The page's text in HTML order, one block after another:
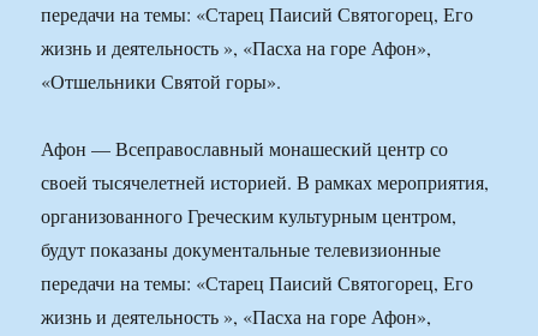
передачи на темы: «Старец Паисий Святогорец, Его
жизнь и деятельность », «Пасха на горе Афон»,
«Отшельники Святой горы».
Афон — Всеправославный монашеский центр со
своей тысячелетней историей. В рамках мероприятия,
организованного Греческим культурным центром,
будут показаны документальные телевизионные
передачи на темы: «Старец Паисий Святогорец, Его
жизнь и деятельность », «Пасха на горе Афон»,